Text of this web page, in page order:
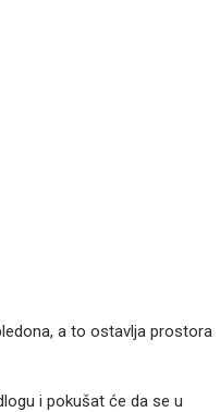
a to ostavlja prostora
i pokušat će da se u